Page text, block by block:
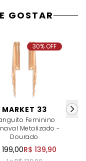
GOSTAR
MARKET 33
Feminino
Metalizado -
Dourado
199,00R$ 139,90
30% OFF